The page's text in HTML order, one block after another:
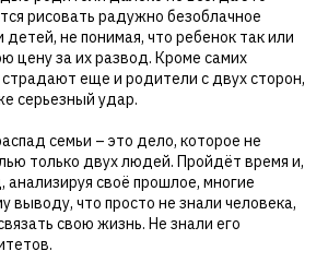
рисовать радужно безоблачное
не понимая, что ребенок так или
цену за их развод. Кроме самих
страдают еще и родители с двух сторон,
серьезный удар.
семьи – это дело, которое не
только двух людей. Пройдёт время и,
анализируя своё прошлое, многие
выводу, что просто не знали человека,
свою жизнь. Не знали его